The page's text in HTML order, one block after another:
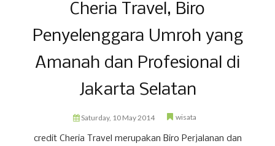
Cheria Travel, Biro
Penyelenggara Umroh yang
Amanah dan Profesional di
Jakarta Selatan
Saturday, 10 May 2014 wisata
credit Cheria Travel merupakan Biro Perjalanan dan